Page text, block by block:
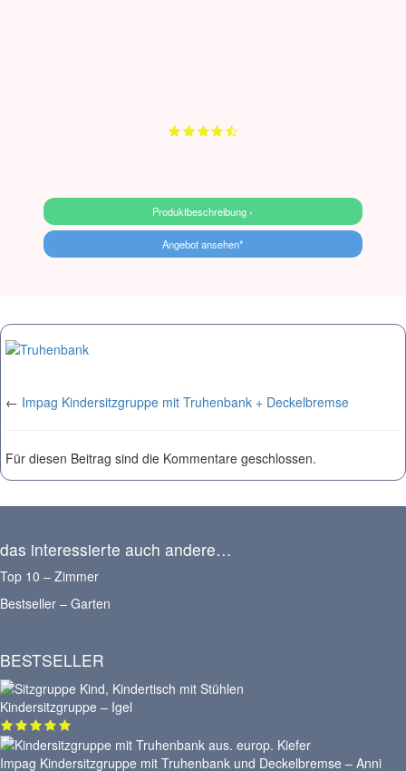
Produktbeschreibung ›
Angebot ansehen*
← Impag Kindersitzgruppe mit Truhenbank + Deckelbremse
Für diesen Beitrag sind die Kommentare geschlossen.
das interessierte auch andere…
Top 10 – Zimmer
Bestseller – Garten
BESTSELLER
Kindersitzgruppe – Igel
Impag Kindersitzgruppe mit Truhenbank und Deckelbremse – Anni